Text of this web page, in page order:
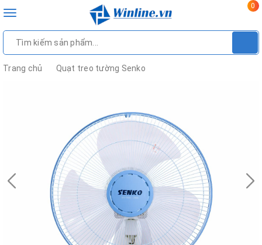
Toggle
0
Trang chủ Quạt treo tường Senko